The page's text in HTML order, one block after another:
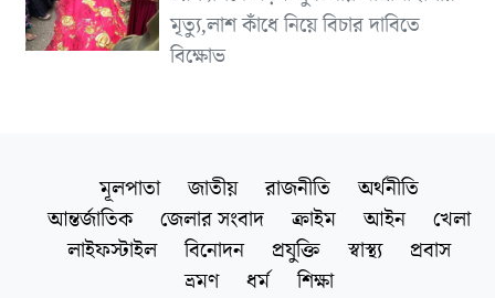
মৃত্যু,লাশ কাঁধে নিয়ে বিচার দাবিতে
বিক্ষোভ
মূলপাতা জাতীয় রাজনীতি
অর্থনীতি
আন্তর্জাতিক
জেলার সংবাদ ক্রাইম আইন
খেলা
লাইফস্টাইল
বিনোদন প্রযুক্তি স্বাস্থ্য
প্রবাস
ভ্রমণ
ধর্ম শিক্ষা